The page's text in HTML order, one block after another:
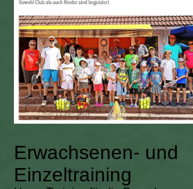
Erwachsenen- und
Einzeltraining